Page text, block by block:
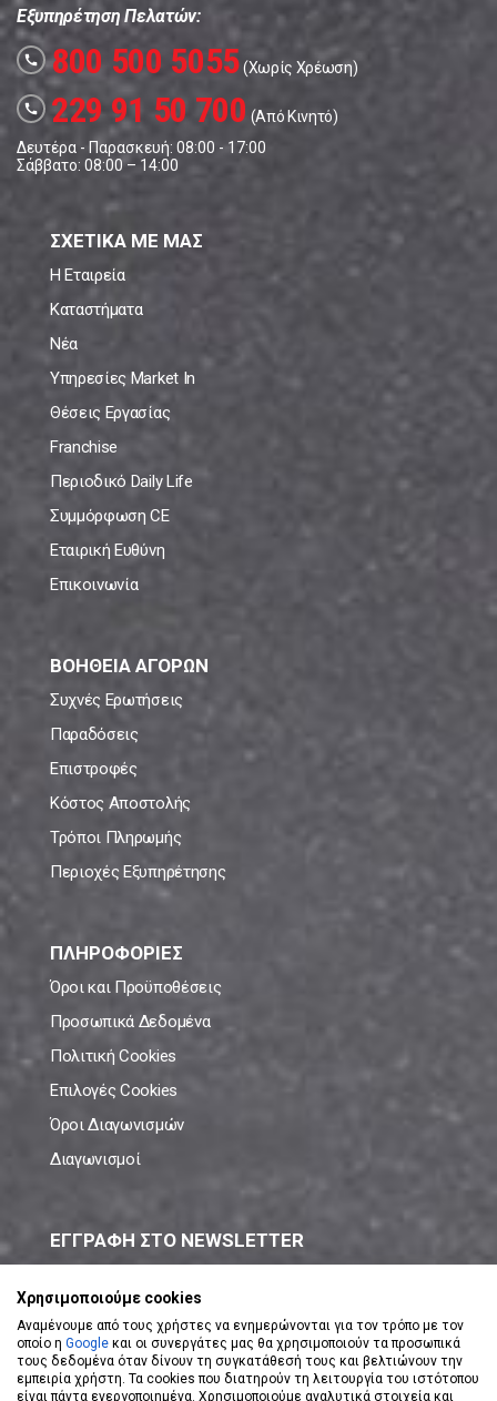
Εξυπηρέτηση Πελατών:
call 800 500 5055(Χωρίς Χρέωση)
call 229 91 50 700 (Από Κινητό)
Δευτέρα - Παρασκευή: 08:00 - 17:00
Σάββατο: 08:00 – 14:00
ΣΧΕΤΙΚΑ ΜΕ ΜΑΣ
Η Εταιρεία
Καταστήματα
Νέα
Υπηρεσίες Market In
Θέσεις Εργασίας
Franchise
Περιοδικό Daily Life
Συμμόρφωση CE
Εταιρική Ευθύνη
Επικοινωνία
ΒΟΗΘΕΙΑ ΑΓΟΡΩΝ
Συχνές Ερωτήσεις
Παραδόσεις
Επιστροφές
Κόστος Αποστολής
Τρόποι Πληρωμής
Περιοχές Εξυπηρέτησης
ΠΛΗΡΟΦΟΡΙΕΣ
Όροι και Προϋποθέσεις
Προσωπικά Δεδομένα
Πολιτική Cookies
Επιλογές Cookies
Όροι Διαγωνισμών
Διαγωνισμοί
ΕΓΓΡΑΦΗ ΣΤΟ NEWSLETTER
Χρησιμοποιούμε cookies
Αναμένουμε από τους χρήστες να ενημερώνονται για τον τρόπο με τον
οποίο η Google και οι συνεργάτες μας θα χρησιμοποιούν τα προσωπικά
τους δεδομένα όταν δίνουν τη συγκατάθεσή τους και βελτιώνουν την
εμπειρία χρήστη. Τα cookies που διατηρούν τη λειτουργία του ιστότοπου
είναι πάντα ενεργοποιημένα. Χρησιμοποιούμε αναλυτικά στοιχεία και